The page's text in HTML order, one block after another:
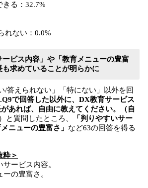
きる：32.7%
れない：0.0%
ービス内容」や「教育メニューの豊富
も求めていることが明らかに
答えられない」「特にない」以外を回
で回答した以外に、DX教育サービス
あれば、自由に教えてください。（自
と質問したところ、
「判りやすいサー
ニューの豊富さ」 など63の回答を得る
粋＞
ービス内容。
の豊富さ。